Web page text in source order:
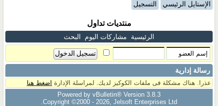
الإستايل الرئيسي التسجيل
منتديات تداول
الرئيسية مشاركات اليوم البحث
رسالة إدارية
عذرا. هناك مشكلة فى ملفات الكوكيز لديك. لمراسلة الإدارة اضغط هنا
Powered by vBulletin® Version 3.8.3
Copyright ©2000 - 2026, Jelsoft Enterprises Ltd.